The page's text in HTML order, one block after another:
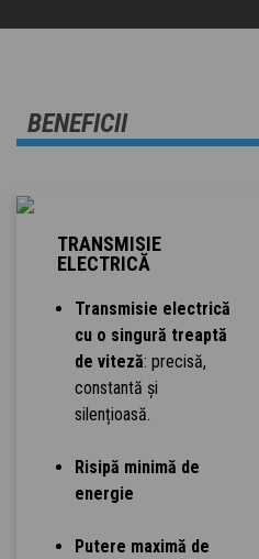
BENEFICII
TRANSMISIE
ELECTRICĂ
Transmisie electrică
cu o singură treaptă
de viteză: precisă,
constantă și
silențioasă.
Risipă minimă de
energie
Putere maximă de